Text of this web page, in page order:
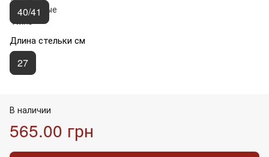
40/41
Длина стельки см
27
В наличии
565.00 грн